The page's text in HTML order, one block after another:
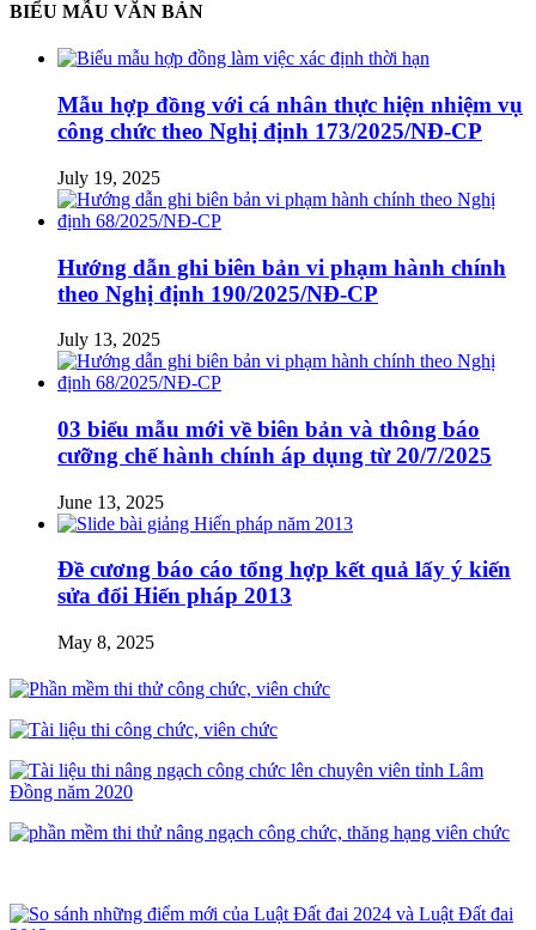
BIỂU MẪU VĂN BẢN
Mẫu hợp đồng với cá nhân thực hiện nhiệm vụ
công chức theo Nghị định 173/2025/NĐ-CP
July 19, 2025
Hướng dẫn ghi biên bản vi phạm hành chính
theo Nghị định 190/2025/NĐ-CP
July 13, 2025
03 biểu mẫu mới về biên bản và thông báo
cưỡng chế hành chính áp dụng từ 20/7/2025
June 13, 2025
Đề cương báo cáo tổng hợp kết quả lấy ý kiến
sửa đổi Hiến pháp 2013
May 8, 2025